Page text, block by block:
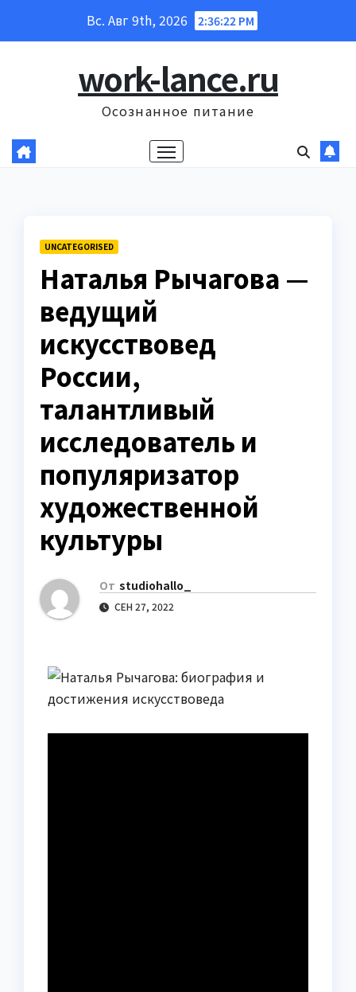
Вс. Авг 9th, 2026 2:36:23 PM
work-lance.ru
Осознанное питание
UNCATEGORISED
Наталья Рычагова —
ведущий
искусствовед
России,
талантливый
исследователь и
популяризатор
художественной
культуры
От studiohallo_
СЕН 27, 2022